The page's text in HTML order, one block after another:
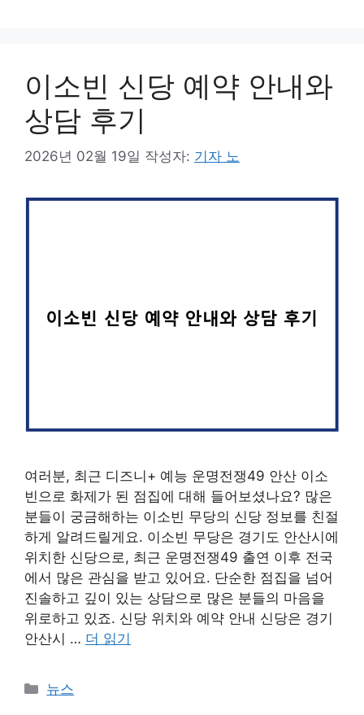
이소빈 신당 예약 안내와
상담 후기
2026년 02월 19일 작성자: 기자 노
여러분, 최근 디즈니+ 예능 운명전쟁49 안산 이소
빈으로 화제가 된 점집에 대해 들어보셨나요? 많은
분들이 궁금해하는 이소빈 무당의 신당 정보를 친절
하게 알려드릴게요. 이소빈 무당은 경기도 안산시에
위치한 신당으로, 최근 운명전쟁49 출연 이후 전국
에서 많은 관심을 받고 있어요. 단순한 점집을 넘어
진솔하고 깊이 있는 상담으로 많은 분들의 마음을
위로하고 있죠. 신당 위치와 예약 안내 신당은 경기
안산시 … 더 읽기
카
뉴스